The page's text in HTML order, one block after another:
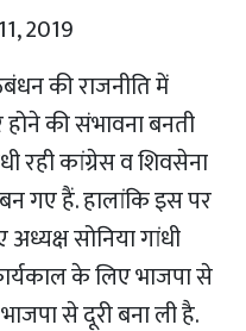
2019
की राजनीति में
की संभावना बनती
रही कांग्रेस व शिवसेना
गए हैं. हालांकि इस पर
सोनिया गांधी
के लिए भाजपा से
से दूरी बना ली है.